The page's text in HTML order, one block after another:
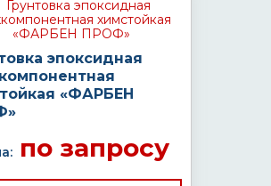
эпоксидная
«ФАРБЕН
по запросу